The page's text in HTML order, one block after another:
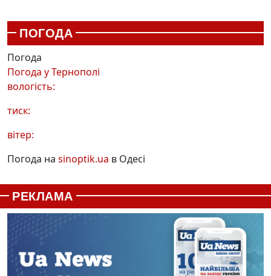
ПОГОДА
Погода
Погода уТернополі
вологість:
тиск:
вітер:
Погода на sinoptik.ua в Одесі
РЕКЛАМА